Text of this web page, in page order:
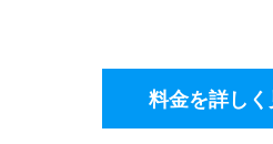
料金を詳し